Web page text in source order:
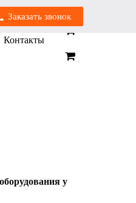
Заказать звонок
Контакты
у